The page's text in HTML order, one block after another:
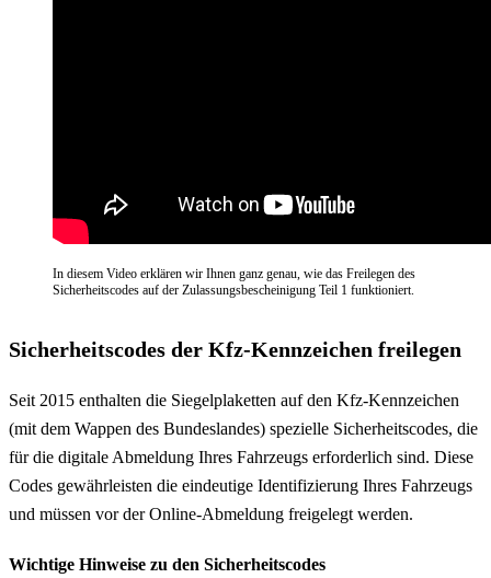
In diesem Video erklären wir Ihnen ganz genau, wie das Freilegen des
Sicherheitscodes auf der Zulassungsbescheinigung Teil 1 funktioniert.
Sicherheitscodes der Kfz-Kennzeichen freilegen
Seit 2015 enthalten die Siegelplaketten auf den Kfz-Kennzeichen
(mit dem Wappen des Bundeslandes) spezielle Sicherheitscodes, die
für die digitale Abmeldung Ihres Fahrzeugs erforderlich sind. Diese
Codes gewährleisten die eindeutige Identifizierung Ihres Fahrzeugs
und müssen vor der Online-Abmeldung freigelegt werden.
Wichtige Hinweise zu den Sicherheitscodes